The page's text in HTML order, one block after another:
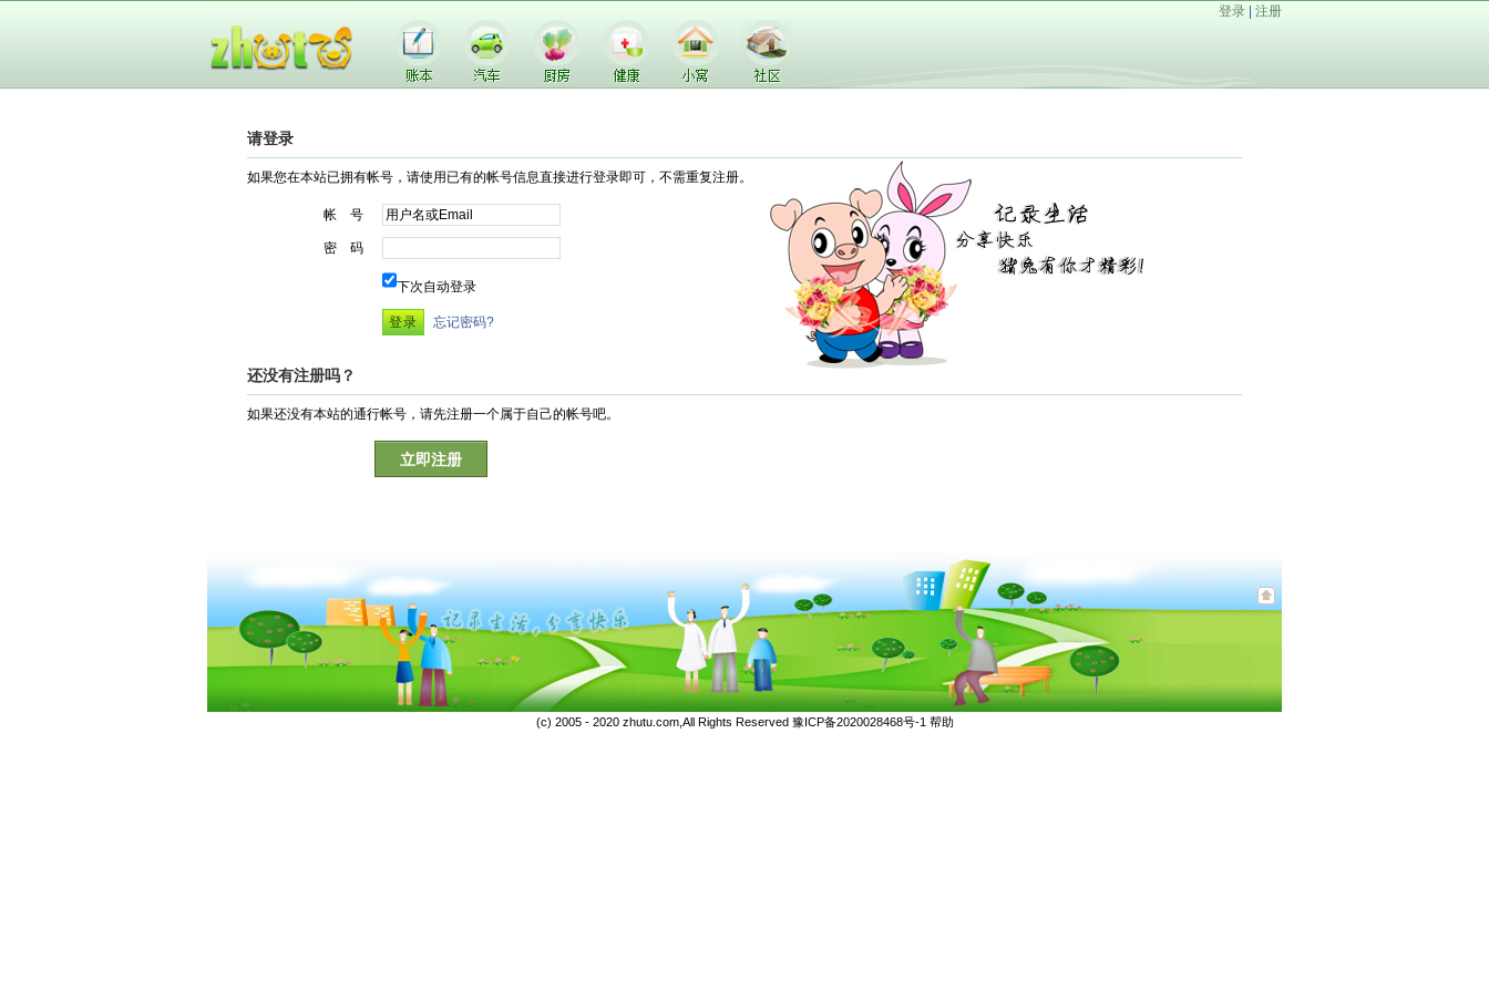
登录 注册
请登录
如果您在本站已拥有帐号，请使用已有的帐号信息直接进行登录即可，不需重复注册。
帐 号
密 码
下次自动登录
忘记密码?
还没有注册吗？
如果还没有本站的通行帐号，请先注册一个属于自己的帐号吧。
立即注册
(c) 2005 - 2020 zhutu.com,All Rights Reserved 豫ICP备2020028468号-1 帮助